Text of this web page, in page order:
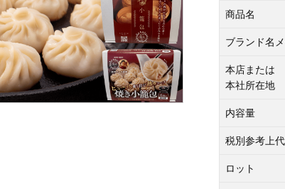
商品名
ブランド名
本店または
本社所在地
内容量
税別参考上代
ロット